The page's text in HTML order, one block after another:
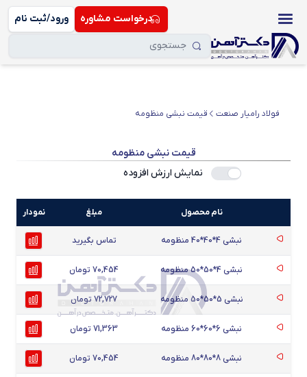
درخواست مشاوره ورود/ثبت نام
فولاد رامیار صنعت قیمت نبشی منظومه
قیمت نبشی منظومه
نمایش ارزش افزوده
نام محصول مبلغ نمودار
نبشی 4*40*40 منظومه تماس بگیرید
نبشی 4*50*50 منظومه 70,454 تومان
نبشی 5*50*50 منظومه 72,727 تومان
نبشی 6*60*60 منظومه 71,363 تومان
نبشی 8*80*80 منظومه 70,454 تومان